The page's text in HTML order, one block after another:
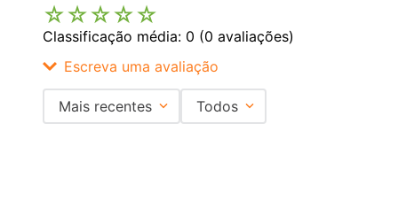
☆☆☆☆☆
Classificação média: 0 (0 avaliações)
Escreva uma avaliação
Mais recentes Todos